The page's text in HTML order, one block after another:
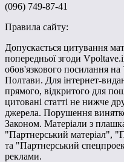
(096) 749-87-41
Правила сайту:
Допускається цитування
попередньої згоди
обов'язкового посилання
Полтави. Для інтернет-
прямого, відкритого для
цитовані статті не нижче
джерела. Порушення
Законом. Матеріали з
"Партнерський матеріал",
та "Партнерський
реклами.